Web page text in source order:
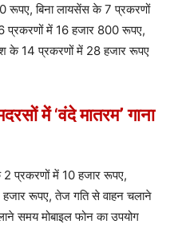
रूपए, बिना लायसेंस के 7 प्रकरणों
प्रकरणों में 16 हजार 800 रूपए,
के 14 प्रकरणों में 28 हजार रूपए
में ‘वंदे मातरम’ गाना
प्रकरणों में 10 हजार रूपए,
रूपए, तेज गति से वाहन चलाने
समय मोबाइल फोन का उपयोग